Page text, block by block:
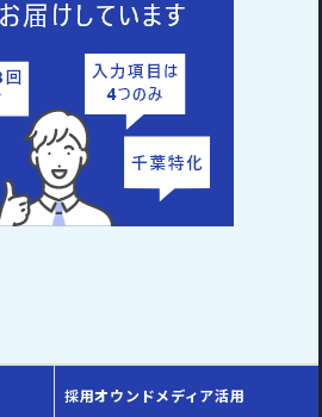
採用オウンドメディア活用